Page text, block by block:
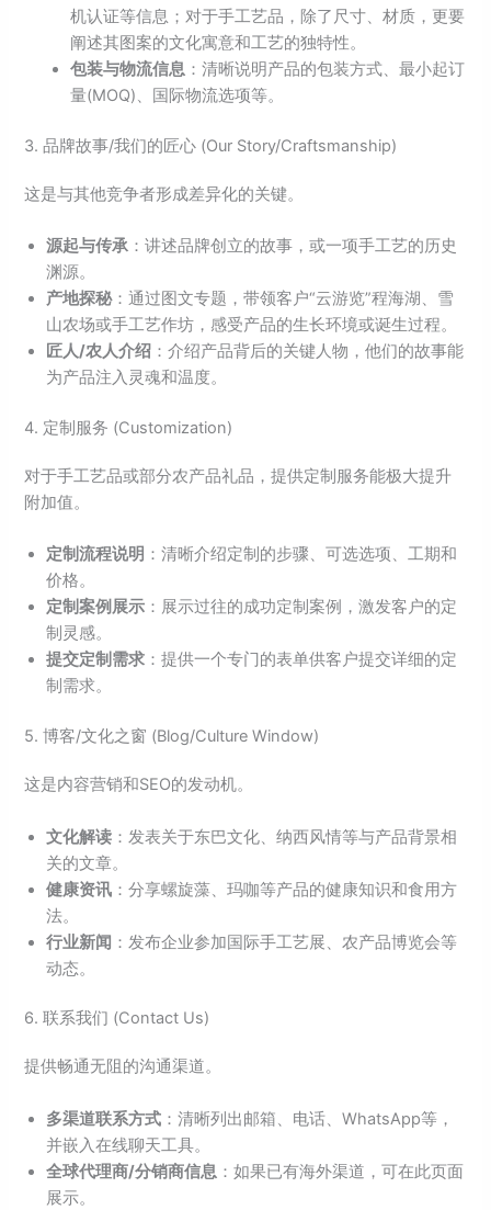
机认证等信息；对于手工艺品，除了尺寸、材质，更要
阐述其图案的文化寓意和工艺的独特性。
包装与物流信息 ：清晰说明产品的包装方式、最小起订
量(MOQ)、国际物流选项等。
3. 品牌故事/我们的匠心 (Our Story/Craftsmanship)
这是与其他竞争者形成差异化的关键。
源起与传承 ：讲述品牌创立的故事，或一项手工艺的历史
渊源。
产地探秘：通过图文专题，带领客户“云游览”程海湖、雪
山农场或手工艺作坊，感受产品的生长环境或诞生过程。
匠人/农人介绍 ：介绍产品背后的关键人物，他们的故事能
为产品注入灵魂和温度。
4. 定制服务 (Customization)
对于手工艺品或部分农产品礼品，提供定制服务能极大提升
附加值。
定制流程说明 ：清晰介绍定制的步骤、可选选项、工期和
价格。
定制案例展示 ：展示过往的成功定制案例，激发客户的定
制灵感。
提交定制需求 ：提供一个专门的表单供客户提交详细的定
制需求。
5. 博客/文化之窗 (Blog/Culture Window)
这是内容营销和SEO的发动机。
文化解读 ：发表关于东巴文化、纳西风情等与产品背景相
关的文章。
健康资讯 ：分享螺旋藻、玛咖等产品的健康知识和食用方
法。
行业新闻 ：发布企业参加国际手工艺展、农产品博览会等
动态。
6. 联系我们 (Contact Us)
提供畅通无阻的沟通渠道。
多渠道联系方式 ：清晰列出邮箱、电话、WhatsApp等，
并嵌入在线聊天工具。
全球代理商/分销商信息 ：如果已有海外渠道，可在此页面
展示。